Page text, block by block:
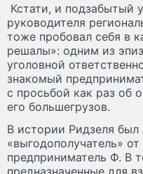
Кстати, и подзабытый
руководителя
тоже пробовал себя в
решалы»: одним из
уголовной
знакомый
с просьбой как раз об
его большегрузов.
В истории Ридзеля
«выгодополучатель»
предприниматель Ф. В
предназначенные для